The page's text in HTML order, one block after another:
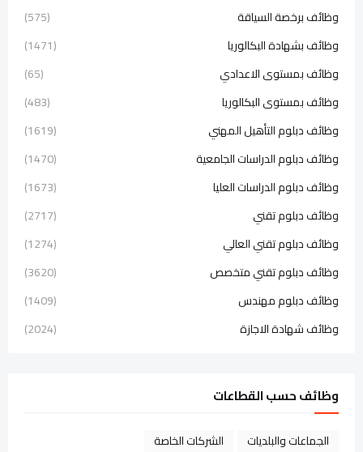
وظائف برخصة السياقة
(575)
وظائف بشهادة البكالوريا
(1471)
وظائف بمستوى الاعدادي
(65)
وظائف بمستوى البكالوريا
(483)
وظائف دبلوم التأهيل المهني
(1619)
وظائف دبلوم الدراسات الجامعية
(1470)
وظائف دبلوم الدراسات العليا
(1673)
وظائف دبلوم تقني
(2717)
وظائف دبلوم تقني العالي
(1274)
وظائف دبلوم تقني متخصص
(3620)
وظائف دبلوم مهندس
(1409)
وظائف شهادة الاجازة
(2024)
وظائف حسب القطاعات
الجماعات والبلديات
الشركات الخاصة